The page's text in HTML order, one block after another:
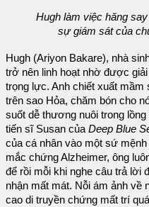
Hugh làm việc hăng
sự giám sát của
Hugh (Ariyon Bakare), nhà
trở nên linh hoạt nhờ được
trọng lực. Anh chiết xuất mầm
trên sao Hỏa, chăm bón cho
suốt dễ thương nuôi trong
tiến sĩ Susan của Deep Blue
của cá nhân vào một sứ
mắc chứng Alzheimer, ông
để rồi mỗi khi nghe câu trả lời
nhận mất mát. Nỗi ám ảnh về
cao di truyền chứng mất trí